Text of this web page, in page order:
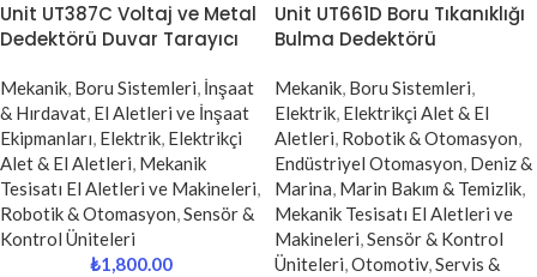
Unit UT387C Voltaj ve Metal
Dedektörü Duvar Tarayıcı
Mekanik, Boru Sistemleri, İnşaat
& Hırdavat, El Aletleri ve İnşaat
Ekipmanları, Elektrik, Elektrikçi
Alet & El Aletleri, Mekanik
Tesisatı El Aletleri ve Makineleri,
Robotik & Otomasyon,Sensör &
Kontrol Üniteleri
₺1,800.00
Unit UT661D Boru Tıkanıklığı
Bulma Dedektörü
Mekanik, Boru Sistemleri,
Elektrik, Elektrikçi Alet & El
Aletleri, Robotik & Otomasyon,
Endüstriyel Otomasyon, Deniz &
Marina, Marin Bakım & Temizlik,
Mekanik Tesisatı El Aletleri ve
Makineleri,Sensör & Kontrol
Üniteleri,Otomotiv,Servis &